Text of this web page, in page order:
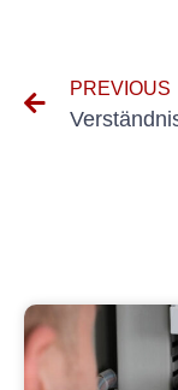
PREVIOUS